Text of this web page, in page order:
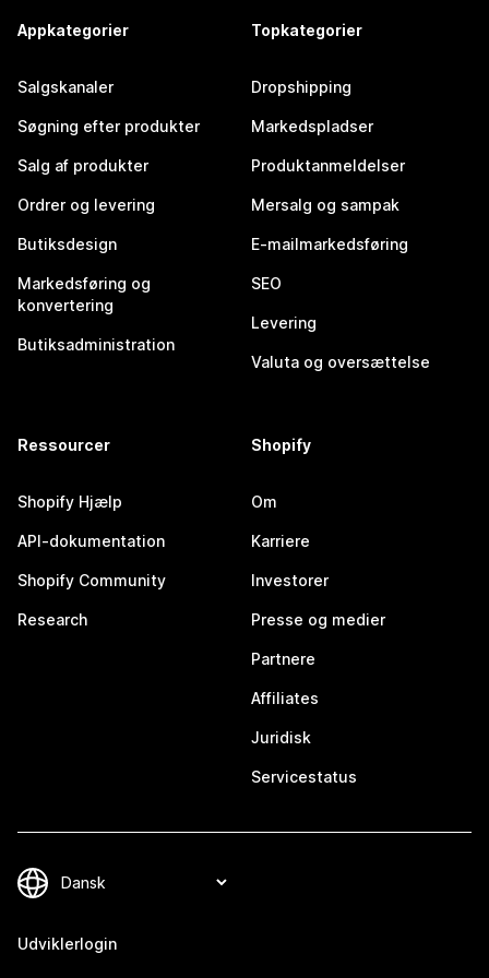
Appkategorier
Salgskanaler
Søgning efter produkter
Salg af produkter
Ordrer og levering
Butiksdesign
Markedsføring og
konvertering
Butiksadministration
Topkategorier
Dropshipping
Markedspladser
Produktanmeldelser
Mersalg og sampak
E-mailmarkedsføring
SEO
Levering
Valuta og oversættelse
Ressourcer
Shopify Hjælp
API-dokumentation
Shopify Community
Research
Shopify
Om
Karriere
Investorer
Presse og medier
Partnere
Affiliates
Juridisk
Servicestatus
Udviklerlogin